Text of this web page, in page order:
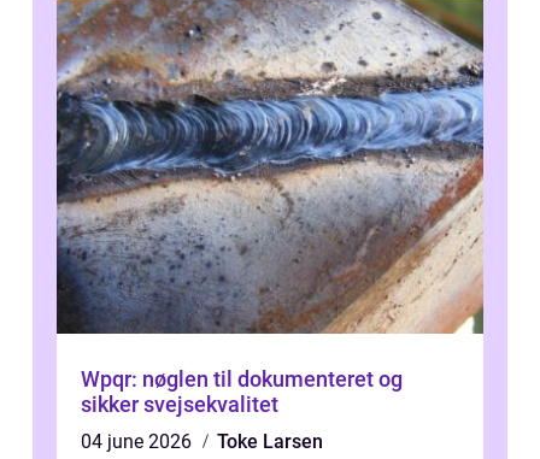
Wpqr: nøglen til dokumenteret og
sikker svejsekvalitet
04 june 2026
Toke Larsen